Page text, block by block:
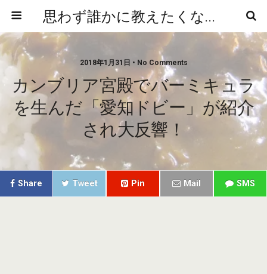
思わず誰かに教えたくなるニュースや雑学
2018年1月31日 • No Comments
カンブリア宮殿でバーミキュラ
を生んだ「愛知ドビー」が紹介
され大反響！
Share Tweet Pin Mail SMS